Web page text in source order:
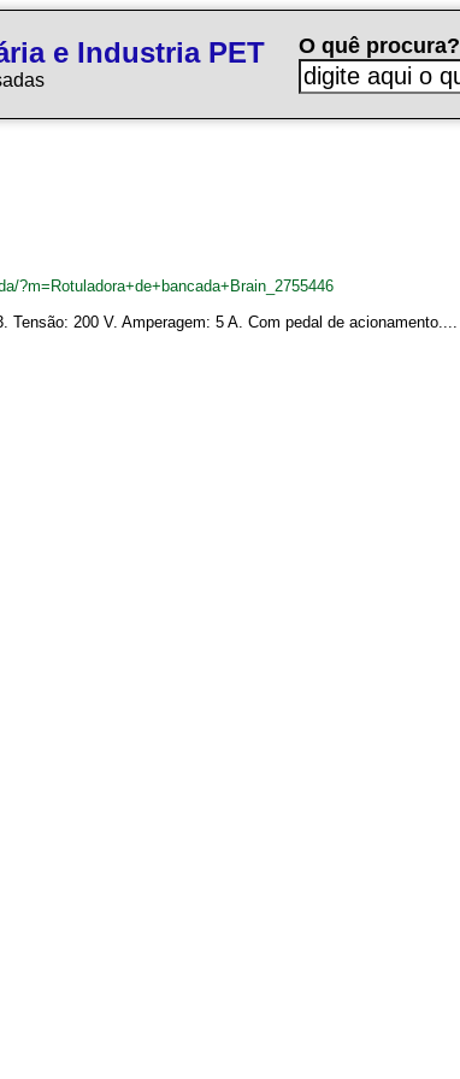
e Industria PET O quê procura?
?m=Rotuladora+de+bancada+Brain_2755446
Tensão: 200 V. Amperagem: 5 A. Com pedal de acionamento....